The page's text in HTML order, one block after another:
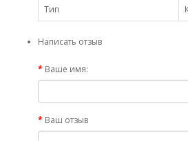
Тип
Написать отзыв
Ваше имя:
Ваш отзыв